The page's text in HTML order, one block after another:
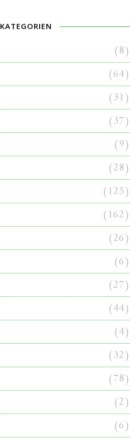
KATEGORIEN
(8)
(64)
(31)
(37)
(9)
(28)
(125)
(162)
(26)
(6)
(27)
(44)
(4)
(32)
(78)
(2)
(6)